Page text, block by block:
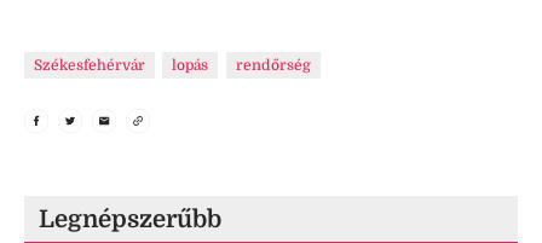
Székesfehérvár lopás rendőrség
Legnépszerűbb